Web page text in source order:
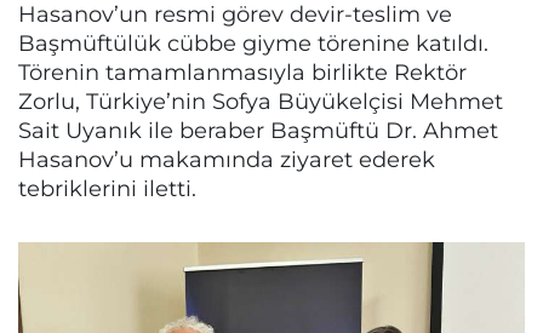
Hasanov’un resmi görev devir-teslim ve
Başmüftülük cübbe giyme törenine katıldı.
Törenin tamamlanmasıyla birlikte Rektör
Zorlu, Türkiye’nin Sofya Büyükelçisi Mehmet
Sait Uyanık ile beraber Başmüftü Dr. Ahmet
Hasanov’u makamında ziyaret ederek
tebriklerini iletti.